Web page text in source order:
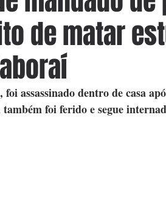
de matar
assassinado dentro de casa
foi ferido e segue